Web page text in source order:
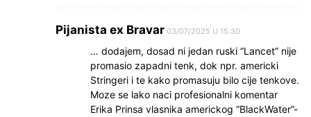
Pijanista ex Bravar 03/07/2025 U 15:30
… dodajem, dosad ni jedan ruski “Lancet” nije
promasio zapadni tenk, dok npr. americki
Stringeri i te kako promasuju bilo cije tenkove.
Moze se lako naci profesionalni komentar
Erika Prinsa vlasnika americkog “BlackWater”-